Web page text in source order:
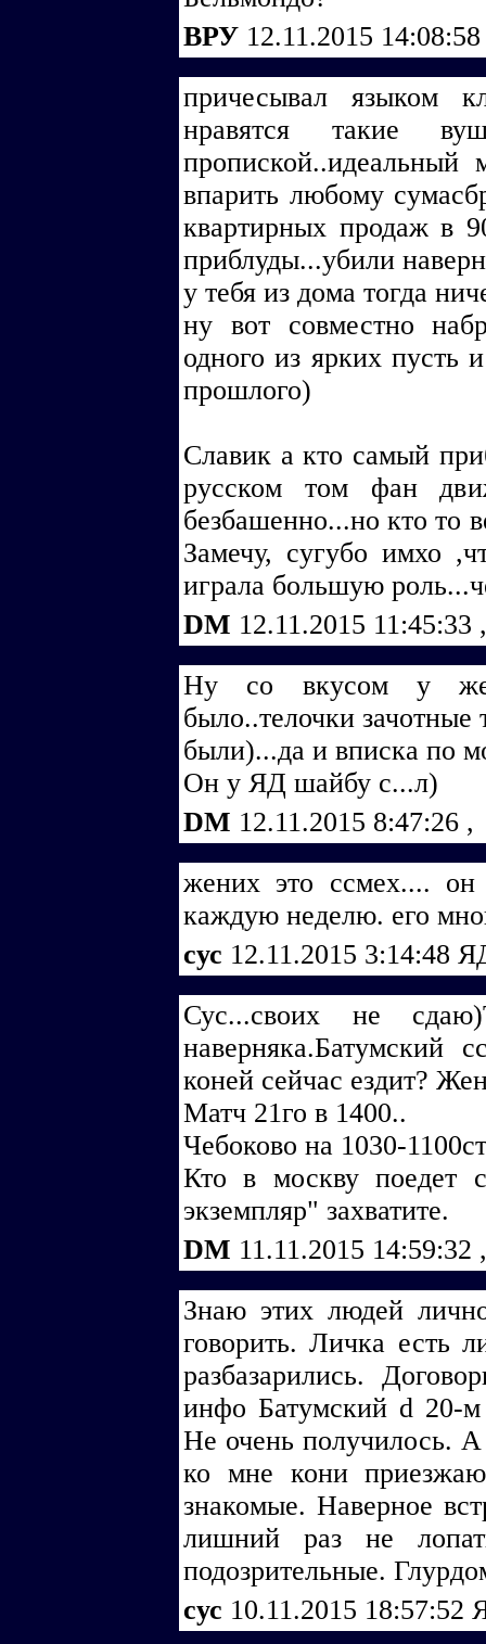
ВРУ 12.11.2015
причесывал языком
нравятся такие
впарить любому
квартирных продаж в
приблуды...убили
у тебя из дома тогда
ну вот совместно
одного из ярких пусть
прошлого)
Славик а кто самый
русском том фан
безбашенно...но кто то
Замечу, сугубо имхо
играла большую
DM 12.11.2015 11:45:33 ,
Ну со вкусом у
было..телочки зачотные
были)...да и вписка по
Он у ЯД шайбу с...л)
DM 12.11.2015 8:47:26 ,
жених это ссмех....
каждую неделю. его
cус 12.11.2015 3:14:48
Сус...своих не
наверняка.Батумский
коней сейчас ездит?
Матч 21го в 1400..
Чебоково на 1030-
Кто в москву поедет
экземпляр" захватите.
DM 11.11.2015 14:59:32 ,
Знаю этих людей
говорить. Личка есть
разбазарились.
инфо Батумский d 20-
Не очень получилось.
ко мне кони
знакомые. Наверное
лишний раз не
подозрительные.
cус 10.11.2015 18:57:52